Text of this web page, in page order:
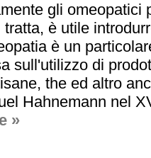
gli omeopatici
è utile
è un
sull'utilizzo di
the ed altro
Hahnemann nel
»